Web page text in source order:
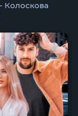
Колоскова